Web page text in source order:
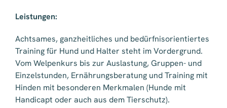
Leistungen:
Achtsames, ganzheitliches und bedürfnisorientiertes
Training für Hund und Halter steht im Vordergrund.
Vom Welpenkurs bis zur Auslastung, Gruppen- und
Einzelstunden, Ernährungsberatung und Training mit
Hinden mit besonderen Merkmalen (Hunde mit
Handicapt oder auch aus dem Tierschutz).